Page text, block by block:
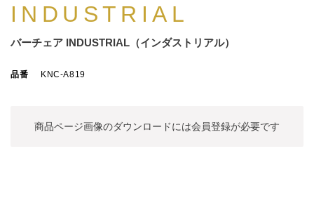
INDUSTRIAL
バーチェア INDUSTRIAL（インダストリアル）
品番 KNC-A819
商品ページ画像のダウンロードには会員登録が必要です